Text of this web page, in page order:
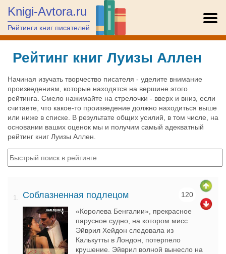
Knigi-Avtora.ru
Рейтинги книг писателей
Рейтинг книг Луизы Аллен
Начиная изучать творчество писателя - уделите внимание
произведениям, которые находятся на вершине этого
рейтинга. Смело нажимайте на стрелочки - вверх и вниз, если
считаете, что какое-то произведение должно находиться выше
или ниже в списке. В результате общих усилий, в том числе, на
основании ваших оценок мы и получим самый адекватный
рейтинг книг Луизы Аллен.
1. Соблазненная подлецом 120
«Королева Бенгалии», прекрасное
парусное судно, на котором мисс
Эйврил Хейдон следовала из
Калькутты в Лондон, потерпело
крушение. Эйврил волной вынесло на